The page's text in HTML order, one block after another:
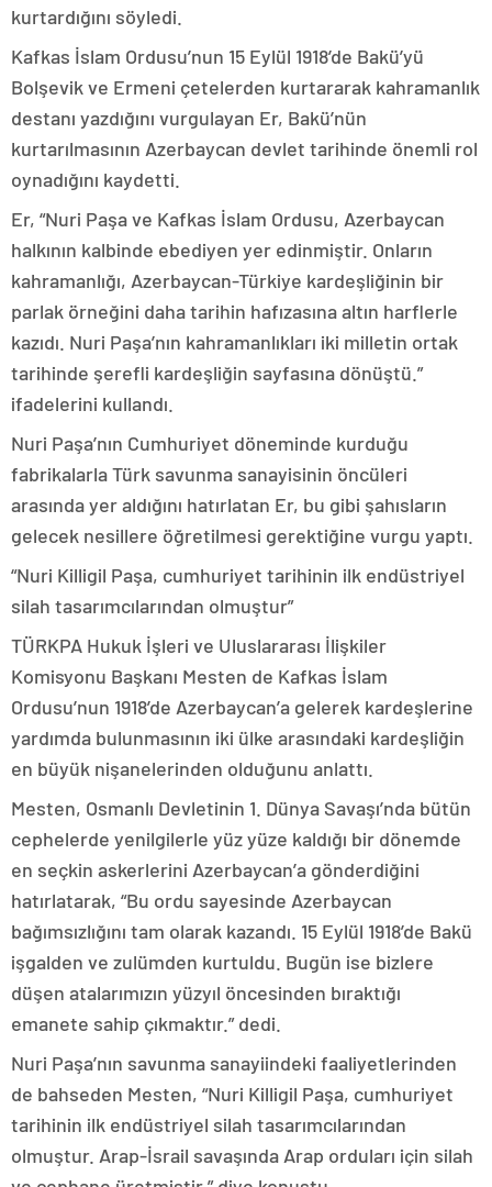
kurtardığını söyledi.
Kafkas İslam Ordusu’nun 15 Eylül 1918’de Bakü’yü
Bolşevik ve Ermeni çetelerden kurtararak kahramanlık
destanı yazdığını vurgulayan Er, Bakü’nün
kurtarılmasının Azerbaycan devlet tarihinde önemli rol
oynadığını kaydetti.
Er, “Nuri Paşa ve Kafkas İslam Ordusu, Azerbaycan
halkının kalbinde ebediyen yer edinmiştir. Onların
kahramanlığı, Azerbaycan-Türkiye kardeşliğinin bir
parlak örneğini daha tarihin hafızasına altın harflerle
kazıdı. Nuri Paşa’nın kahramanlıkları iki milletin ortak
tarihinde şerefli kardeşliğin sayfasına dönüştü.”
ifadelerini kullandı.
Nuri Paşa’nın Cumhuriyet döneminde kurduğu
fabrikalarla Türk savunma sanayisinin öncüleri
arasında yer aldığını hatırlatan Er, bu gibi şahısların
gelecek nesillere öğretilmesi gerektiğine vurgu yaptı.
“Nuri Killigil Paşa, cumhuriyet tarihinin ilk endüstriyel
silah tasarımcılarından olmuştur”
TÜRKPA Hukuk İşleri ve Uluslararası İlişkiler
Komisyonu Başkanı Mesten de Kafkas İslam
Ordusu’nun 1918’de Azerbaycan’a gelerek kardeşlerine
yardımda bulunmasının iki ülke arasındaki kardeşliğin
en büyük nişanelerinden olduğunu anlattı.
Mesten, Osmanlı Devletinin 1. Dünya Savaşı’nda bütün
cephelerde yenilgilerle yüz yüze kaldığı bir dönemde
en seçkin askerlerini Azerbaycan’a gönderdiğini
hatırlatarak, “Bu ordu sayesinde Azerbaycan
bağımsızlığını tam olarak kazandı. 15 Eylül 1918’de Bakü
işgalden ve zulümden kurtuldu. Bugün ise bizlere
düşen atalarımızın yüzyıl öncesinden bıraktığı
emanete sahip çıkmaktır.” dedi.
Nuri Paşa’nın savunma sanayiindeki faaliyetlerinden
de bahseden Mesten, “Nuri Killigil Paşa, cumhuriyet
tarihinin ilk endüstriyel silah tasarımcılarından
olmuştur. Arap-İsrail savaşında Arap orduları için silah